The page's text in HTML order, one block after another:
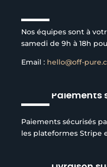
Nos équipes sont à
samedi de 9h à 18h
Email : hello@off-
Paiements
Paiements sécurisés
les plateformes Stripe